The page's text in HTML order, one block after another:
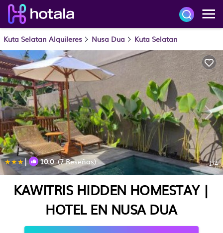
Kuta Selatan Alquileres Nusa Dua Kuta Selatan
| 10.0(7 Reseñas) 1/4
KAWITRIS HIDDEN HOMESTAY |
HOTEL EN NUSA DUA